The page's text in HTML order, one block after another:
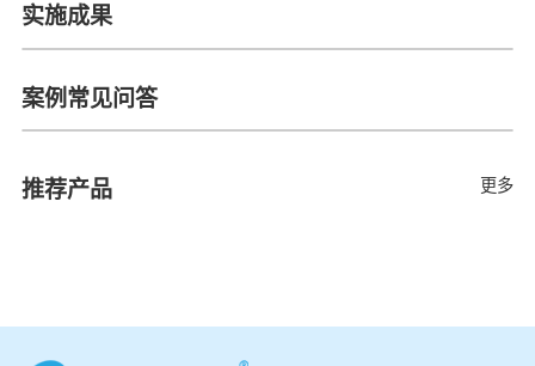
实施成果
案例常见问答
推荐产品 更多